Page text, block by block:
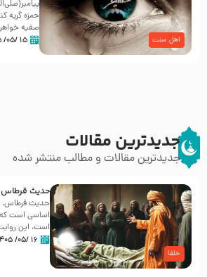
اهل سنت
حمزه گریه
صفیه
۱۵ /۰۵/ ۱۴۰۵
جدیدترین مقالات
جدیدترین مقالات و مطالب منتشر شده
خلفا
حدیث قرطاس
حدیث قرطاس،
اساسی است
است، این
۱۶ /۰۵/ ۱۴۰۵